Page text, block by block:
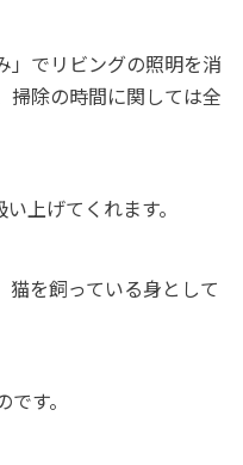
」でリビングの照明を消
掃除の時間に関しては全
上げてくれます。
を飼っている身として
す。